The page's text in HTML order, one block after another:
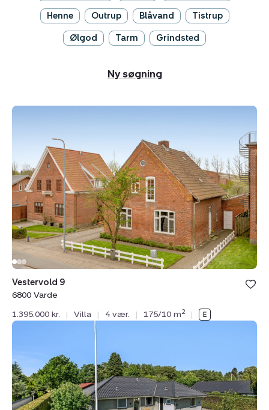
Henne Outrup Blåvand Tistrup
Ølgod Tarm Grindsted
Ny søgning
Varde
Vestervold 9
6800 Varde
1.395.000 kr.
| Villa | 4 vær. | 175/10 m2 |
6,
6840
Oksbøl